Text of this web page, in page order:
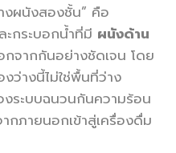
งผนังสองชั้น” คือ
ะกระบอกน้ำที่มี ผนังด้าน
จากกันอย่างชัดเจน โดย
ว่างนี้ไม่ใช่พื้นที่ว่าง
ระบบฉนวนกันความร้อน
ภายนอกเข้าสู่เครื่องดื่ม